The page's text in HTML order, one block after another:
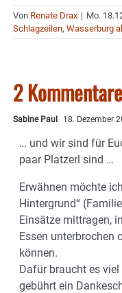
Von Renate Drax | Mo.
Schlagzeilen, Wasserburg
2 Kommentare
Sabine Paul 18. Dezember
… und wir sind für
paar Platzerl sind …
Erwähnen möchte
Hintergrund“
Einsätze mittragen,
Essen unterbrochen
können.
Dafür braucht es
gebührt ein